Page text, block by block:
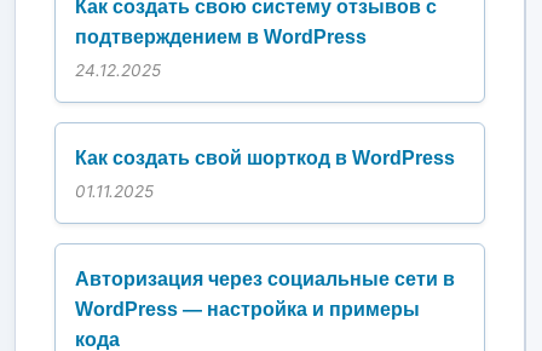
Как создать свою систему отзывов с
подтверждением в WordPress
24.12.2025
Как создать свой шорткод в WordPress
01.11.2025
Авторизация через социальные сети в
WordPress — настройка и примеры
кода